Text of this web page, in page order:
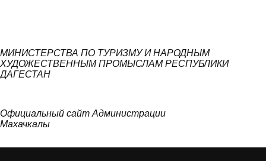
МИНИСТЕРСТВА ПО ТУРИЗМУ И НАРОДНЫМ
ХУДОЖЕСТВЕННЫМ ПРОМЫСЛАМ РЕСПУБЛИКИ
ДАГЕСТАН
Официальный сайт Администрации
Махачкалы